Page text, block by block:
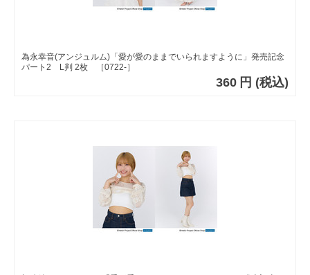
為永幸音(アンジュルム)「愛が愛のままでいられますように」発売記念
パート2 L判 2枚 ［0722-］
360 円 (税込)